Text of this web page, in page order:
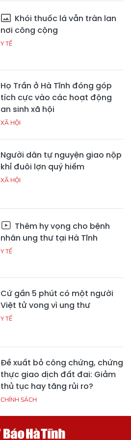
Khói thuốc lá vẫn tràn lan
nơi công cộng
Y TẾ
Họ Trần ở Hà Tĩnh đóng góp
tích cực vào các hoạt động
an sinh xã hội
XÃ HỘI
Người dân tự nguyện giao nộp
khỉ đuôi lợn quý hiếm
XÃ HỘI
Thêm hy vọng cho bệnh
nhân ung thư tại Hà Tĩnh
Y TẾ
Cứ gần 5 phút có một người
Việt tử vong vì ung thư
Y TẾ
Đề xuất bỏ công chứng, chứng
thực giao dịch đất đai: Giảm
thủ tục hay tăng rủi ro?
CHÍNH SÁCH